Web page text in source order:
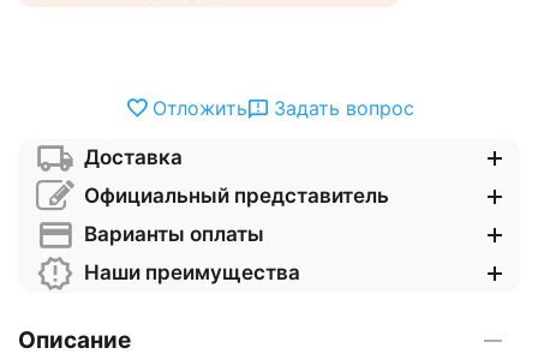
Отложить Задать вопрос
Доставка
Официальный представитель
Варианты оплаты
Наши преимущества
Описание